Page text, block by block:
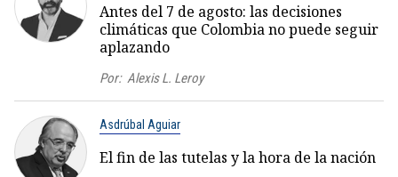
Antes del 7 de agosto: las decisiones
climáticas que Colombia no puede seguir
aplazando
Por: Alexis L. Leroy
Asdrúbal Aguiar
El fin de las tutelas y la hora de la nación